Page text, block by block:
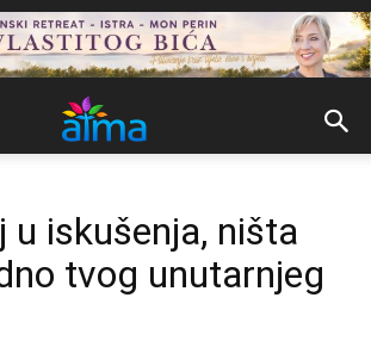
u iskušenja, ništa
tvog unutarnjeg